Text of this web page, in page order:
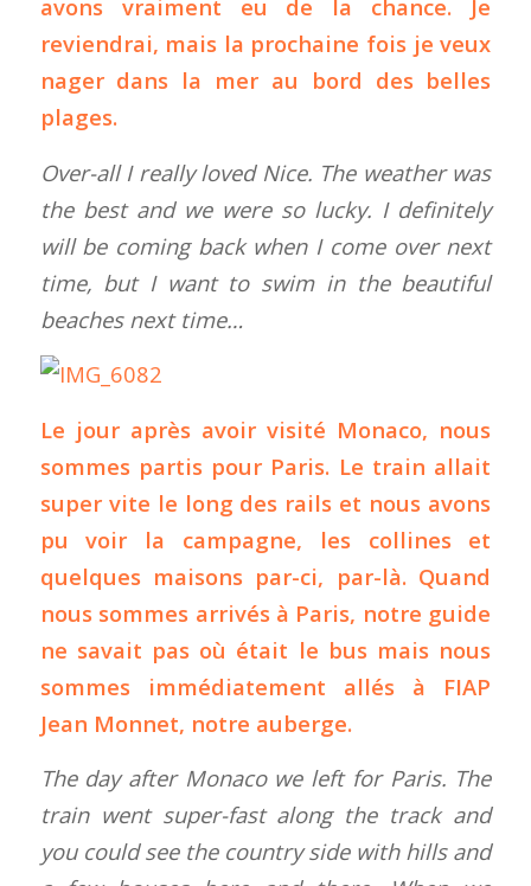
avons vraiment eu de la chance. Je
reviendrai, mais la prochaine fois je veux
nager dans la mer au bord des belles
plages.
Over-all I really loved Nice. The weather was
the best and we were so lucky. I definitely
will be coming back when I come over next
time, but I want to swim in the beautiful
beaches next time…
Le jour après avoir visité Monaco, nous
sommes partis pour Paris. Le train allait
super vite le long des rails et nous avons
pu voir la campagne, les collines et
quelques maisons par-ci, par-là. Quand
nous sommes arrivés à Paris, notre guide
ne savait pas où était le bus mais nous
sommes immédiatement allés à FIAP
Jean Monnet, notre auberge.
The day after Monaco we left for Paris. The
train went super-fast along the track and
you could see the country side with hills and